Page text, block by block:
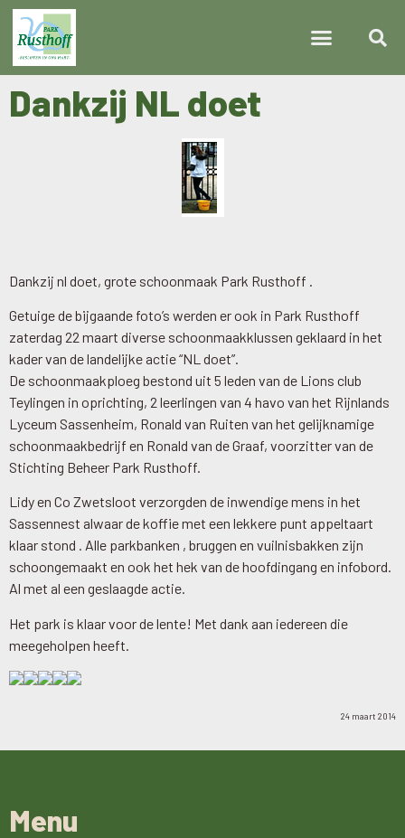
Dankzij NL doet
Dankzij nl doet, grote schoonmaak Park Rusthoff .
Getuige de bijgaande foto’s werden er ook in Park Rusthoff
zaterdag 22 maart diverse schoonmaakklussen geklaard in het
kader van de landelijke actie “NL doet”.
De schoonmaakploeg bestond uit 5 leden van de Lions club
Teylingen in oprichting, 2 leerlingen van 4 havo van het Rijnlands
Lyceum Sassenheim, Ronald van Ruiten van het gelijknamige
schoonmaakbedrijf en Ronald van de Graaf, voorzitter van de
Stichting Beheer Park Rusthoff.
Lidy en Co Zwetsloot verzorgden de inwendige mens in het
Sassennest alwaar de koffie met een lekkere punt appeltaart
klaar stond . Alle parkbanken , bruggen en vuilnisbakken zijn
schoongemaakt en ook het hek van de hoofdingang en infobord.
Al met al een geslaagde actie.
Het park is klaar voor de lente! Met dank aan iedereen die
meegeholpen heeft.
24 maart 2014
Menu